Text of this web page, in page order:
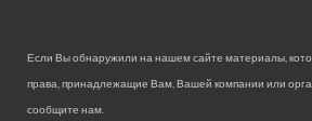
Если Вы обнаружили на нашем сайте материалы,
права, принадлежащие Вам, Вашей компании или
сообщите нам.